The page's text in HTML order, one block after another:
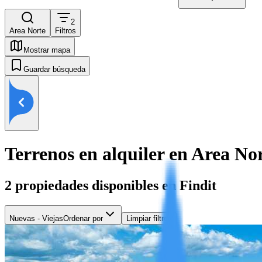
Area Norte
2
Filtros
Mostrar mapa
Guardar búsqueda
Terrenos en alquiler en Area
2 propiedades disponibles en Findit
Nuevas - ViejasOrdenar por Limpiar filtros